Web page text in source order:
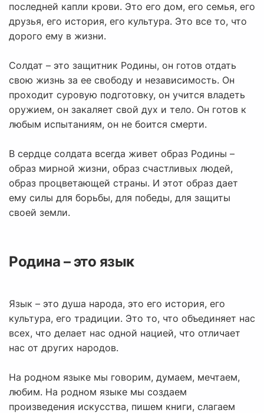
последней капли крови. Это его дом, его семья, его
друзья, его история, его культура. Это все то, что
дорого ему в жизни.
Солдат – это защитник Родины, он готов отдать
свою жизнь за ее свободу и независимость. Он
проходит суровую подготовку, он учится владеть
оружием, он закаляет свой дух и тело. Он готов к
любым испытаниям, он не боится смерти.
В сердце солдата всегда живет образ Родины –
образ мирной жизни, образ счастливых людей,
образ процветающей страны. И этот образ дает
ему силы для борьбы, для победы, для защиты
своей земли.
Родина – это язык
Язык – это душа народа, это его история, его
культура, его традиции. Это то, что объединяет нас
всех, что делает нас одной нацией, что отличает
нас от других народов.
На родном языке мы говорим, думаем, мечтаем,
любим. На родном языке мы создаем
произведения искусства, пишем книги, слагаем